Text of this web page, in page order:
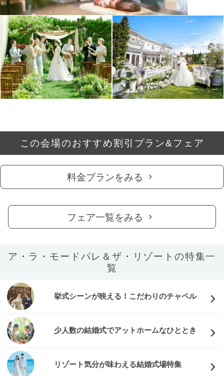
この会場のおすすめ割引プラン&フェア
料金プランをみる
フェア一覧をみる
ア・ラ・モードパレ＆ザ・リゾートの特集一
覧
挙式シーンが映える！こだわりのチャペル
少人数の結婚式でアットホームなひととき
リゾート気分が味わえる結婚式場特集